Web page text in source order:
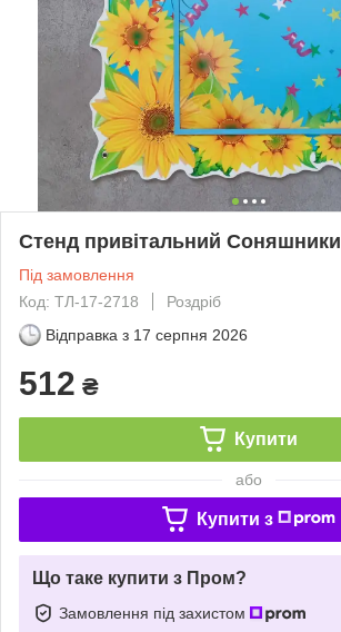
Стенд привітальний Соняшники
Під замовлення
Код: ТЛ-17-2718
Роздріб
Відправка з 17 серпня 2026
512 ₴
Купити
або
Купити з
Що таке купити з Пром?
Замовлення під захистом